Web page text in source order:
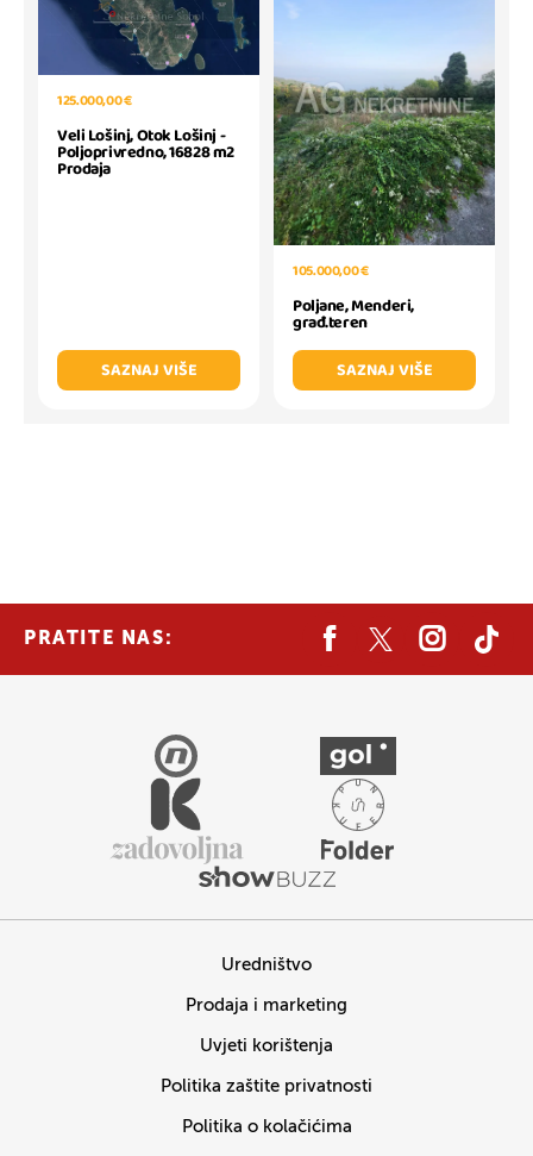
125.000,00 €
Veli Lošinj, Otok Lošinj -
Poljoprivredno, 16828 m2
Prodaja
SAZNAJ VIŠE
105.000,00 €
Poljane, Menderi,
građ.teren
SAZNAJ VIŠE
PRATITE NAS:
Uredništvo
Prodaja i marketing
Uvjeti korištenja
Politika zaštite privatnosti
Politika o kolačićima